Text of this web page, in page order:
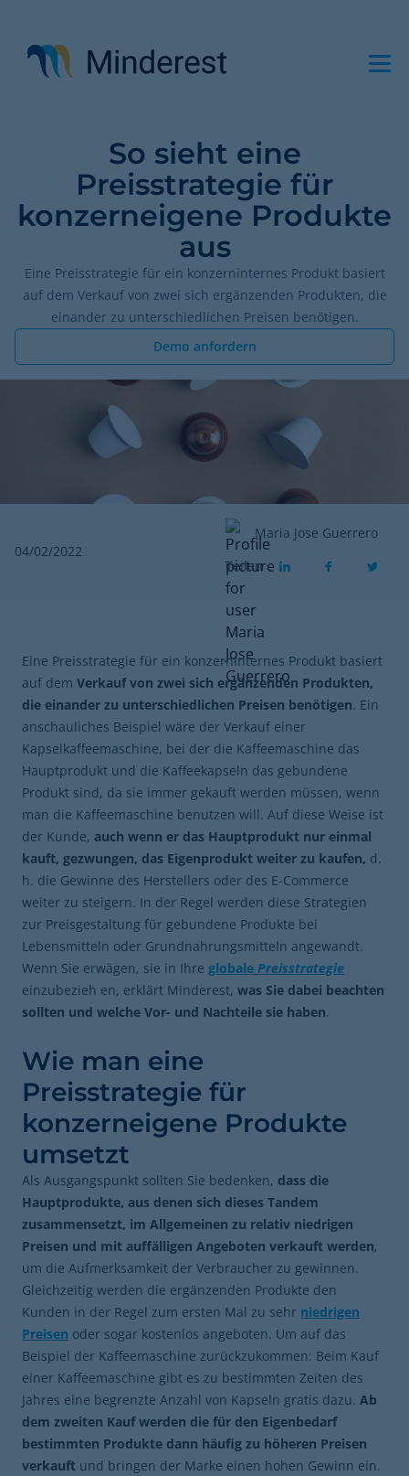
Inhalt
So sieht eine
Preisstrategie für
konzerneigene Produkte
aus
Eine Preisstrategie für ein konzerninternes Produkt basiert
auf dem Verkauf von zwei sich ergänzenden Produkten, die
einander zu unterschiedlichen Preisen benötigen.
Demo anfordern
04/02/2022
Maria Jose Guerrero
Teilen
Eine Preisstrategie für ein konzerninternes Produkt basiert
auf dem Verkauf von zwei sich ergänzenden Produkten,
die einander zu unterschiedlichen Preisen benötigen. Ein
anschauliches Beispiel wäre der Verkauf einer
Kapselkaffeemaschine, bei der die Kaffeemaschine das
Hauptprodukt und die Kaffeekapseln das gebundene
Produkt sind, da sie immer gekauft werden müssen, wenn
man die Kaffeemaschine benutzen will. Auf diese Weise ist
der Kunde, auch wenn er das Hauptprodukt nur einmal
kauft, gezwungen, das Eigenprodukt weiter zu kaufen, d.
h. die Gewinne des Herstellers oder des E-Commerce
weiter zu steigern. In der Regel werden diese Strategien
zur Preisgestaltung für gebundene Produkte bei
Lebensmitteln oder Grundnahrungsmitteln angewandt.
Wenn Sie erwägen, sie in Ihre globale Preisstrategie
einzubezieh en, erklärt Minderest, was Sie dabei beachten
sollten und welche Vor- und Nachteile sie haben.
Wie man eine
Preisstrategie für
konzerneigene Produkte
umsetzt
Als Ausgangspunkt sollten Sie bedenken, dass die
Hauptprodukte, aus denen sich dieses Tandem
zusammensetzt, im Allgemeinen zu relativ niedrigen
Preisen und mit auffälligen Angeboten verkauft werden,
um die Aufmerksamkeit der Verbraucher zu gewinnen.
Gleichzeitig werden die ergänzenden Produkte den
Kunden in der Regel zum ersten Mal zu sehr niedrigen
Preisen oder sogar kostenlos angeboten. Um auf das
Beispiel der Kaffeemaschine zurückzukommen: Beim Kauf
einer Kaffeemaschine gibt es zu bestimmten Zeiten des
Jahres eine begrenzte Anzahl von Kapseln gratis dazu. Ab
dem zweiten Kauf werden die für den Eigenbedarf
bestimmten Produkte dann häufig zu höheren Preisen
verkauft und bringen der Marke einen hohen Gewinn ein.